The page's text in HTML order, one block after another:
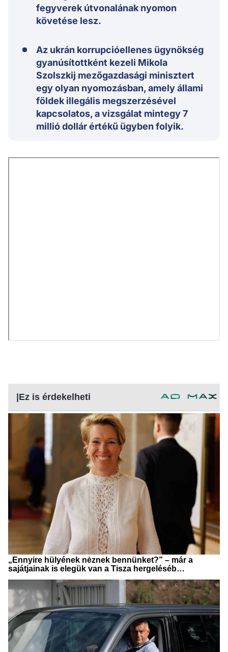
fegyverek útvonalának nyomon
követése lesz.
Az ukrán korrupcióellenes ügynökség
gyanúsítottként kezeli Mikola
Szolszkij mezőgazdasági minisztert
egy olyan nyomozásban, amely állami
földek illegális megszerzésével
kapcsolatos, a vizsgálat mintegy 7
millió dollár értékű ügyben folyik.